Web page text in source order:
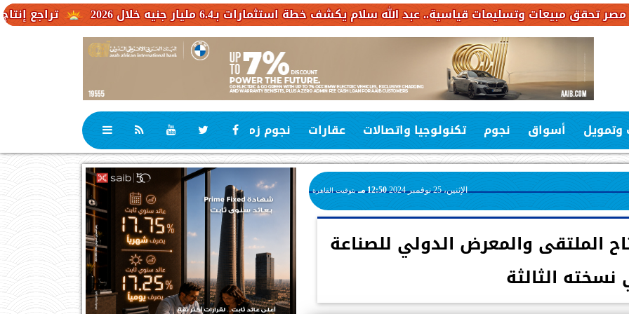
تراجع إنتاج الكاكاو قياسية.. عبد الله سلام يكشف خطة استثمارات بـ6.4 مليار جنيه خلال 2026
وتمويل أسواق نجوم تكنولوجيا واتصالات عقارات نجوم زمان رياضة
الإثنين، 25 نوفمبر 2024 12:50 مـ بتوقيت القاهرة
الملتقى والمعرض الدولي للصناعة
الثالثة